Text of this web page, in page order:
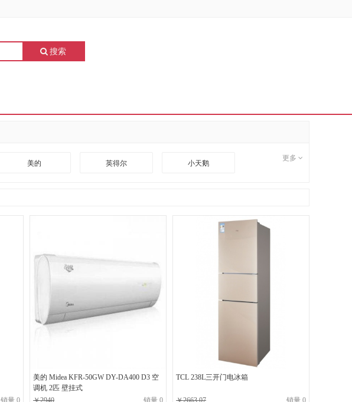
搜索
美的 英得尔 小天鹅
更多
销量 0
美的 Midea KFR-50GW DY-DA400 D3 空
调机 2匹 壁挂式
￥2940
销量 0
TCL 238L三开门电冰箱
￥2663.07 销量 0